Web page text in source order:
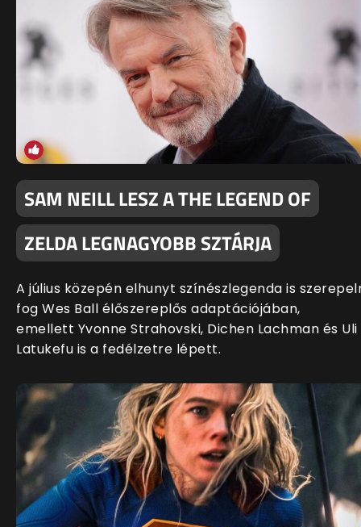
SAM NEILL LESZ A THE LEGEND OF
ZELDA LEGNAGYOBB SZTÁRJA
A július közepén elhunyt színészlegenda is
fog Wes Ball élőszereplős adaptációjában,
emellett Yvonne Strahovski, Dichen Lachman és Uli
Latukefu is a fedélzetre lépett.